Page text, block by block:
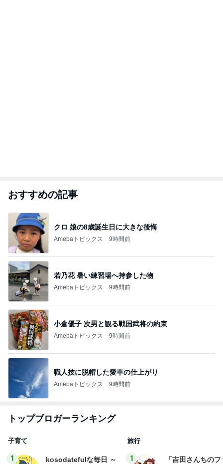
おすすめの記事
クロ 娘の8歳誕生日に大きな後悔
Amebaトピックス 9時間前
若乃花 暑い練習場へ持参した物
Amebaトピックス 9時間前
小倉優子 次男と観る戦国武将の約束
Amebaトピックス 9時間前
職人技に脱帽した愛車の仕上がり
Amebaトピックス 9時間前
トップブロガーランキング
子育て
1
kosodatefulな毎日 ～
旅行
1
「吉田さんちの